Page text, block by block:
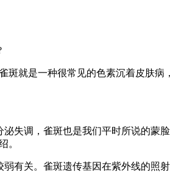
就是一种很常见的色素沉着皮肤
失调，雀斑也是我们平时所说的蒙
。
有关。雀斑遗传基因在紫外线的照